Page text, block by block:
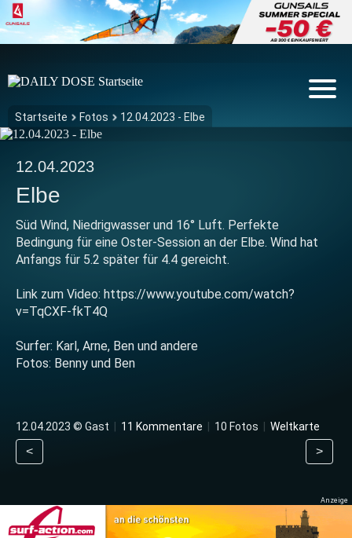
Startseite Fotos 12.04.2023 - Elbe
12.04.2023
Elbe
Süd Wind, Niedrigwasser und 16° Luft. Perfekte
Bedingung für eine Oster-Session an der Elbe. Wind hat
Anfangs für 5.2 später für 4.4 gereicht.
Link zum Video: https://www.youtube.com/watch?
v=TqCXF-fkT4Q
Surfer: Karl, Arne, Ben und andere
Fotos: Benny und Ben
12.04.2023 © Gast 11 Kommentare 10 Fotos Weltkarte
< >